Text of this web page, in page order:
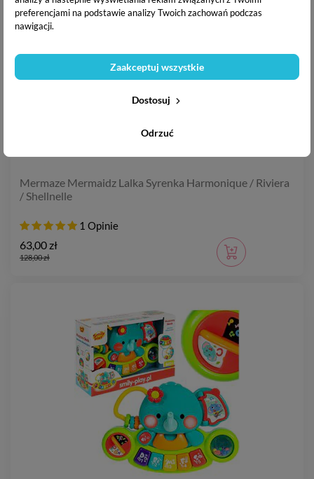
Mermaze Mermaidz Lalka Syrenka Harmonique / Riviera
/ Shellnelle
1 Opinie
63,00 zł
128,00 zł
preferencjami na podstawie analizy Twoich zachowań podczas
nawigacji.
Odrzuć
Dostosuj
Zaakceptuj wszystkie